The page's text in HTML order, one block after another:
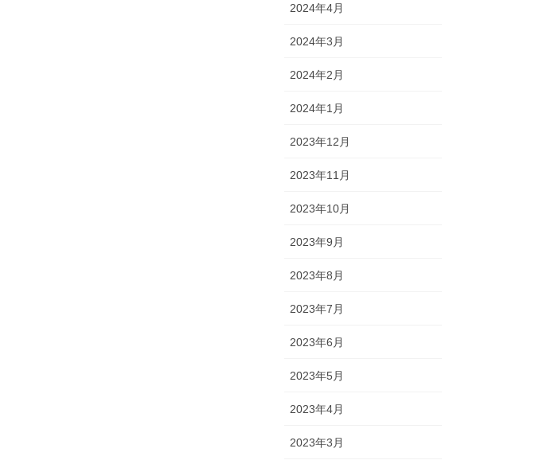
2024年4月
2024年3月
2024年2月
2024年1月
2023年12月
2023年11月
2023年10月
2023年9月
2023年8月
2023年7月
2023年6月
2023年5月
2023年4月
2023年3月